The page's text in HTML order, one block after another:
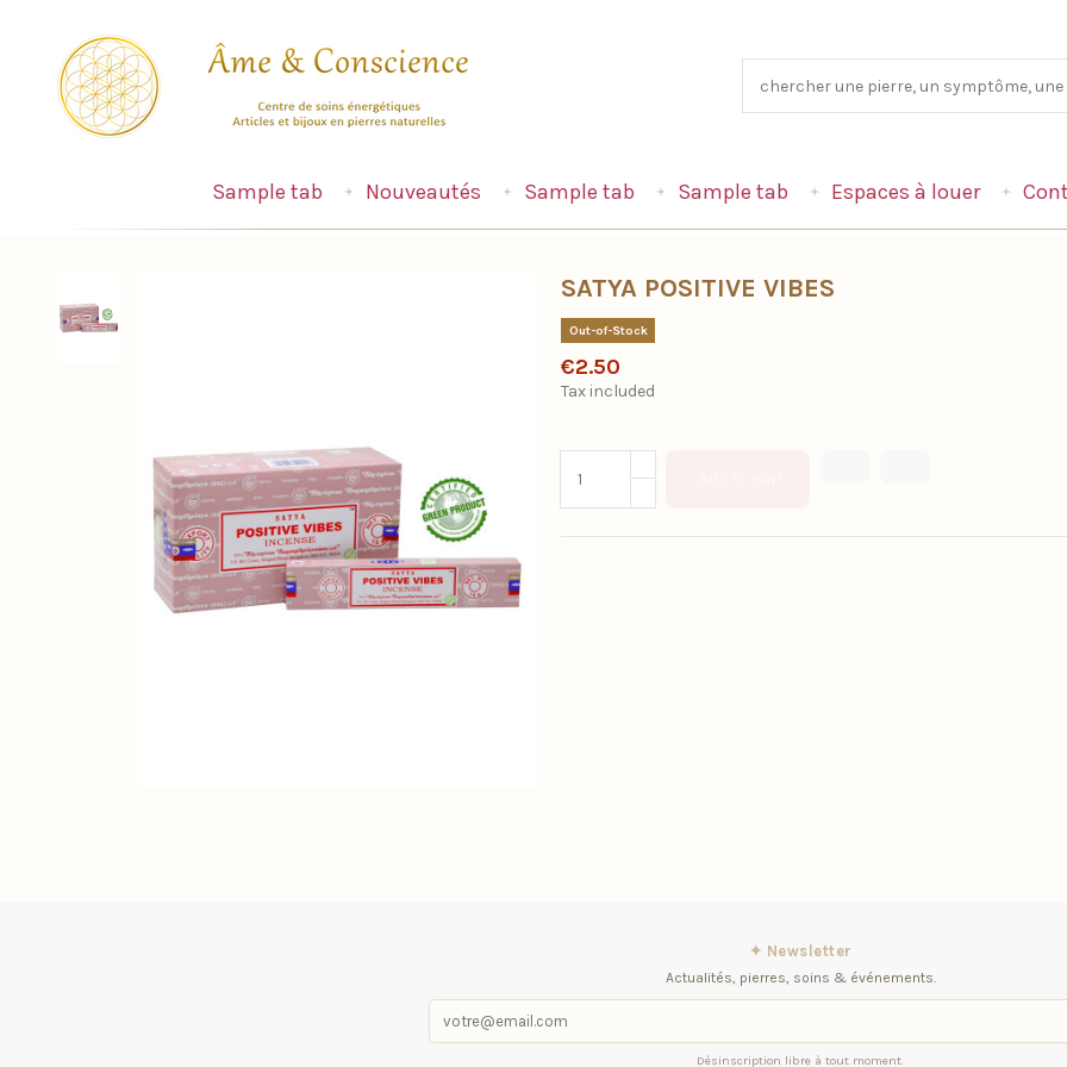
Sample tab Nouveautés Sample tab Sample tab Espaces à louer
SATYA POSITIVE VIBES
Out-of-Stock
€2.50
Tax included
✦ Newsletter
Actualités, pierres, soins & événements.
Désinscription libre à tout moment.